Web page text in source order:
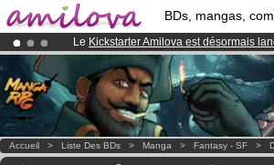
BDs, mangas,
Le Kickstarter Amilova est désormais
Abonnement premium: à partir de3.95
Déjà 100000membreset 1000BDs &
Accueil > Liste Des BDs > Manga > Fantasy - SF >